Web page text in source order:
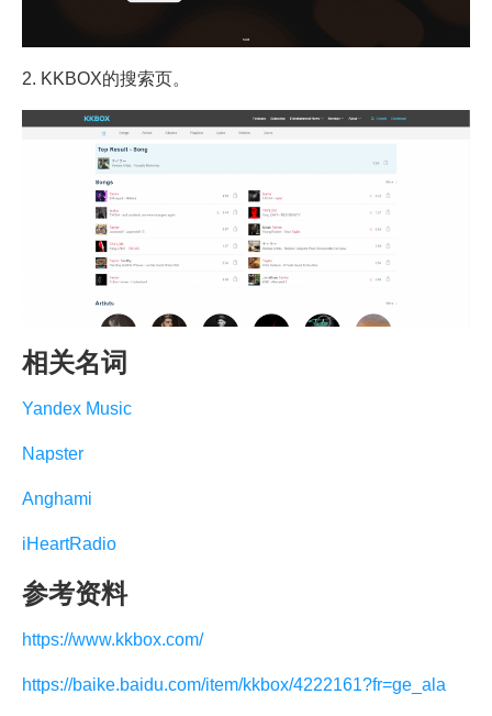
2. KKBOX的搜索页。
相关名词
Yandex Music
Napster
Anghami
iHeartRadio
参考资料
https://www.kkbox.com/
https://baike.baidu.com/item/kkbox/4222161?fr=ge_ala